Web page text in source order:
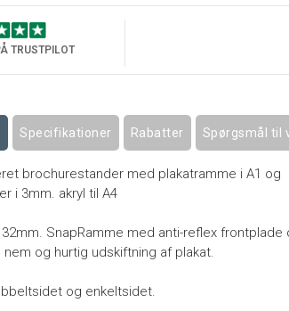
TRUSTPILOT
Specifikationer Rabatter Spørgsmål til
brochurestander med plakatramme i A1 og
i 3mm. akryl til A4
SnapRamme med anti-reflex frontplade
nem og hurtig udskiftning af plakat.
og enkeltsidet.